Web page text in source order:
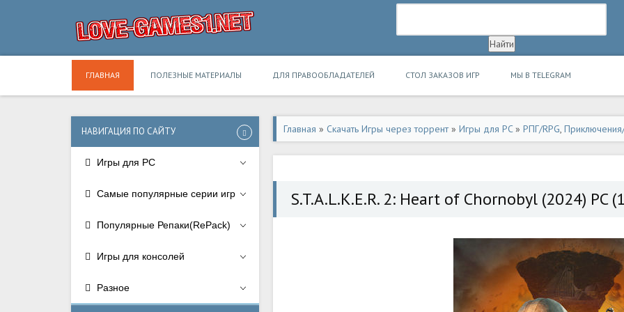
ГЛАВНАЯ ПОЛЕЗНЫЕ МАТЕРИАЛЫ ДЛЯ ПРАВООБЛАДАТЕЛЕЙ СТОЛ ЗАКАЗОВ ИГР МЫ В TELEGRAM
НАВИГАЦИЯ ПО САЙТУ
Игры для PC
Самые популярные серии игр
Популярные Репаки(RePack)
Игры для консолей
Разное
Главная » Скачать Игры через торрент» Игры для PC» РПГ/RPG,
S.T.A.L.K.E.R. 2: Heart of Chornobyl (2024) PC